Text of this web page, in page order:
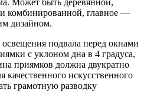
комбинированной, главное —
дизайном.
освещения подвала перед окнами
с уклоном дна в 4 градуса,
приямков должна двукратно
искусственного
грамотную разводку